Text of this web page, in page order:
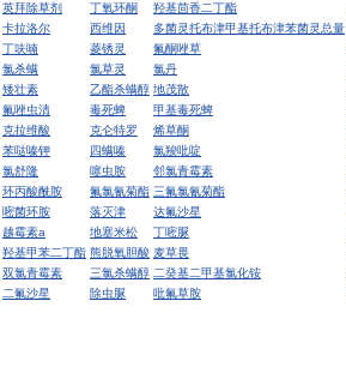
英拜除草剂
丁氧环酮 羟基茴香二丁酯
卡拉洛尔
西维因 多菌灵托布津甲基托布津苯菌灵总量
丁呋喃
菱锈灵 氟酮唑草
氯杀螨
氯草灵 氯丹
矮壮素
乙酯杀螨醇 地茂散
氟唑虫清
毒死蜱 甲基毒死蜱
克拉维酸
克仑特罗 烯草酮
苯哒嗪钾
四螨嗪 氯羧吡啶
氯舒隆
噻虫胺 邻氯青霉素
环丙酸酰胺
氟氯氰菊酯 三氟氯氰菊酯
嘧菌环胺
落灭津 达氟沙星
越霉素a
地塞米松 丁嘧脲
羟基甲苯二丁酯 熊脱氧胆酸 麦草畏
双氯青霉素
三氯杀螨醇 二癸基二甲基氯化铵
二氟沙星
除虫脲 吡氟草胺